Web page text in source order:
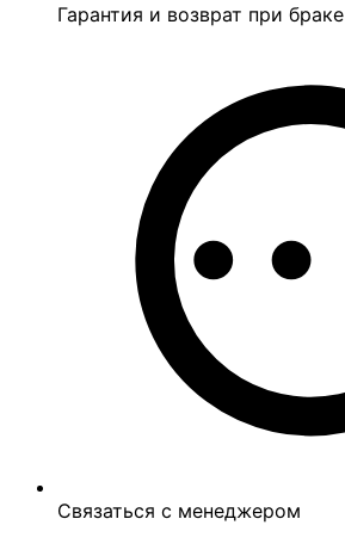
Гарантия и возврат при браке
Связаться с менеджером